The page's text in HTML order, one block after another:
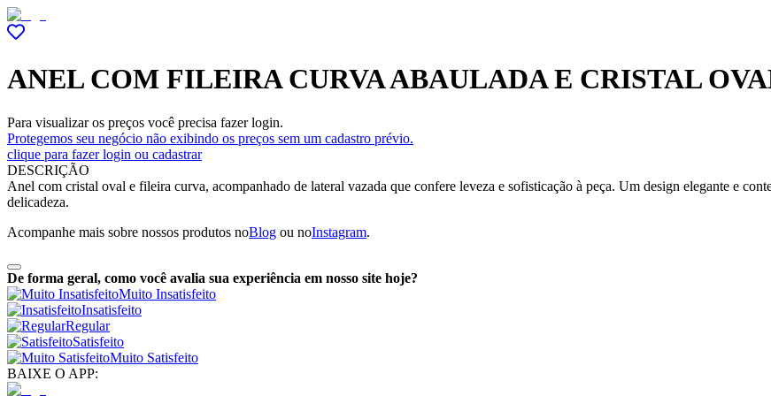
ANEL COM FILEIRA CURVA ABAULADA E CRISTAL
Para visualizar os preços você precisa fazer login.
Protegemos seu negócio não exibindo os preços sem um cadastro prévio.
clique para fazer login ou cadastrar
DESCRIÇÃO
Anel com cristal oval e fileira curva, acompanhado de lateral vazada que confere leveza e sofisticação à peça. Um design elegante e
delicadeza.
Acompanhe mais sobre nossos produtos noBlog ou noInstagram.
De forma geral, como você avalia sua experiência em nosso site hoje?
Muito Insatisfeito
Insatisfeito
Regular
Satisfeito
Muito Satisfeito
BAIXE O APP: